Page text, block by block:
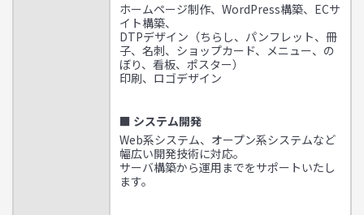
ホームページ制作、WordPress構築、ECサ
イト構築、
DTPデザイン（ちらし、パンフレット、冊
子、名刺、ショップカード、メニュー、の
ぼり、看板、ポスター）
印刷、ロゴデザイン
■ システム開発
Web系システム、オープン系システムなど
幅広い開発技術に対応。
サーバ構築から運用までをサポートいたし
ます。